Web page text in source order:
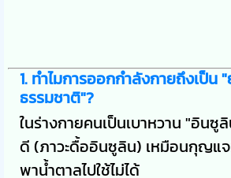
1. ทำไมการออกกำลังกายถึงเป็น
ธรรมชาติ"?
ในร่างกายคนเป็นเบาหวาน "อินซู
ดี (ภาวะดื้ออินซูลิน) เหมือนกุญแจ
พาน้ำตาลไปใช้ไม่ได้